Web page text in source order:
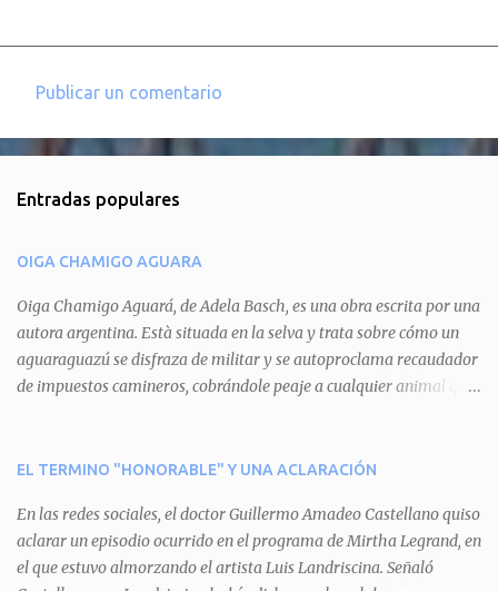
e
t
a
r
i
o
Publicar un comentario
Entradas populares
OIGA CHAMIGO AGUARA
Oiga Chamigo Aguará, de Adela Basch, es una obra escrita por una
autora argentina. Està situada en la selva y trata sobre cómo un
aguaraguazú se disfraza de militar y se autoproclama recaudador
de impuestos camineros, cobrándole peaje a cualquier animal que
aguará le provoca. De igual manera pasa con Tatú, el armadillo.
del aguará y pasa sin pagar. Por último, Tui, la cotorra, deja
expuesta la mentira del aguará y arenga a los otros tres
personajes a unirse para enfrentarlo. Finalmente, terminan por
EL TERMINO "HONORABLE" Y UNA ACLARACIÓN
En las redes sociales, el doctor Guillermo Amadeo Castellano quiso
aclarar un episodio ocurrido en el programa de Mirtha Legrand, en
el que estuvo almorzando el artista Luis Landriscina. Señaló